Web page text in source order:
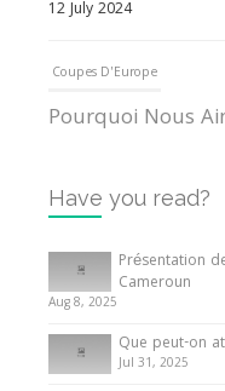
12 July 2024
Coupes D'Europe
Pourquoi Nous
Internationales
Tout ce que vous
d’Afrique des
10 May 2024
Internationales
Have you read?
Présentation
Cameroun
Aug 8, 2025
Que peut-on
Jul 31, 2025